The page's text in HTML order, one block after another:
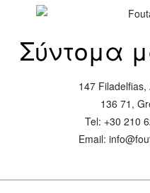
Σύντομα
147 Filadelfias,
136 71,
Tel: +30 210
Email: